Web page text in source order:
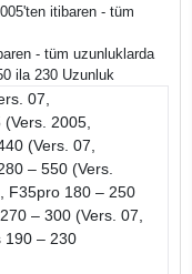
itibaren - tüm
- tüm uzunluklarda
ila 230 Uzunluk
07,
2005,
(Vers. 07,
– 550 (Vers.
F35pro 180 – 250
– 300 (Vers. 07,
190 – 230